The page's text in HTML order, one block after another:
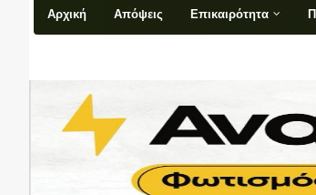
Αρχική Απόψεις Επικαιρότητα